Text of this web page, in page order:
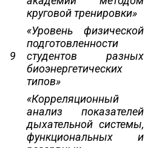
круговой тренировки»
9
«Уровень физической
подготовленности
студентов разных
биоэнергетических
типов»
«Корреляционный
анализ показателей
дыхательной системы,
функциональных и